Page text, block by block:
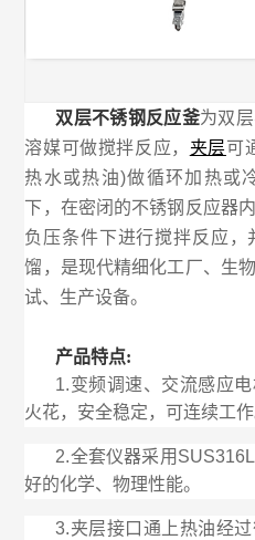
双层不锈钢反应釜为双
溶媒可做搅拌反应， 夹层可
热水或热油)做循环加热或
下，在密闭的不锈钢反应器
负压条件下进行搅拌反应
馏，是现代精细化工厂、生
试、生产设备。
产品特点:
1.变频调速、交流感应
火花，安全稳定，可连续工作
2.全套仪器采用
好的化学、物理性能。
3.夹层接口通上热油经